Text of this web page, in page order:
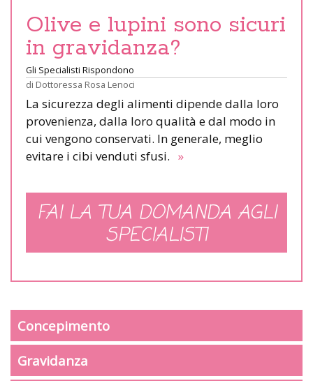
Olive e lupini sono sicuri
in gravidanza?
Gli Specialisti Rispondono
di Dottoressa Rosa Lenoci
La sicurezza degli alimenti dipende dalla loro
provenienza, dalla loro qualità e dal modo in
cui vengono conservati. In generale, meglio
evitare i cibi venduti sfusi. »
FAI LA TUA DOMANDA AGLI
SPECIALISTI
Concepimento
Gravidanza